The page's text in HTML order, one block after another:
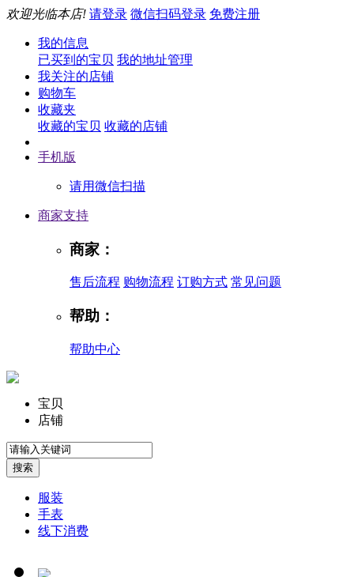
欢迎光临本店! 请登录 微信扫码登录 免费注册
我的信息
已买到的宝贝 我的地址管理
我关注的店铺
购物车
收藏夹
收藏的宝贝 收藏的店铺
手机版
请用微信扫描
商家支持
商家：
售后流程 购物流程 订购方式 常见问题
帮助：
帮助中心
宝贝
店铺
服装
手表
线下消费